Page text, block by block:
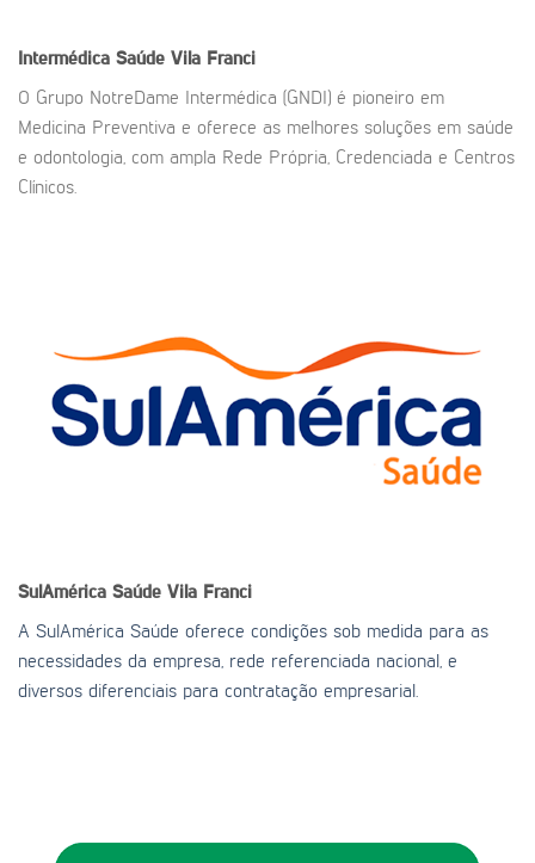
Intermédica Saúde Vila Franci
O Grupo NotreDame Intermédica (GNDI) é pioneiro em
Medicina Preventiva e oferece as melhores soluções em saúde
e odontologia, com ampla Rede Própria, Credenciada e Centros
Clínicos.
SulAmérica Saúde Vila Franci
A SulAmérica Saúde oferece condições sob medida para as
necessidades da empresa, rede referenciada nacional, e
diversos diferenciais para contratação empresarial.